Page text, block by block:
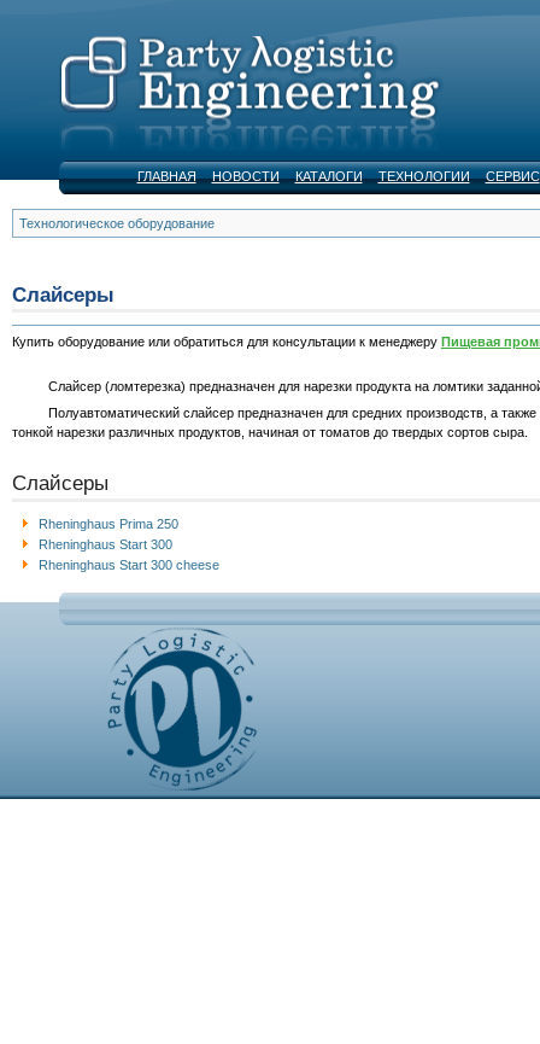
ГЛАВНАЯ НОВОСТИ КАТАЛОГИ ТЕХНОЛОГИИ СЕРВИС
Технологическое оборудование
Слайсеры
Купить оборудование или обратиться для консультации к менеджеру Пищевая
Слайсер (ломтерезка) предназначен для нарезки продукта на ломтики
Полуавтоматический слайсер предназначен для средних производств, а
тонкой нарезки различных продуктов, начиная от томатов до твердых сортов сыра.
Слайсеры
Rheninghaus Prima 250
Rheninghaus Start 300
Rheninghaus Start 300 cheese